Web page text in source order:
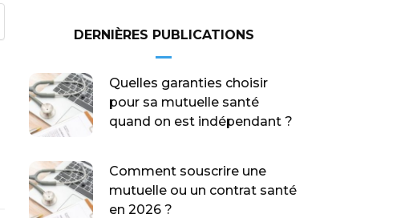
DERNIÈRES PUBLICATIONS
Quelles garanties choisir
pour sa mutuelle santé
quand on est indépendant ?
Comment souscrire une
mutuelle ou un contrat santé
en 2026 ?